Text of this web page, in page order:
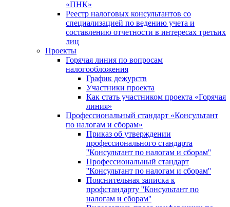
«ПНК»
Реестр налоговых консультантов со
специализацией по ведению учета и
составлению отчетности в интересах третьих
лиц
Проекты
Горячая линия по вопросам
налогообложения
График дежурств
Участники проекта
Как стать участником проекта «Горячая
линия»
Профессиональный стандарт «Консультант
по налогам и сборам»
Приказ об утверждении
профессионального стандарта
''Консультант по налогам и сборам''
Профессиональный стандарт
''Консультант по налогам и сборам''
Пояснительная записка к
профстандарту ''Консультант по
налогам и сборам''